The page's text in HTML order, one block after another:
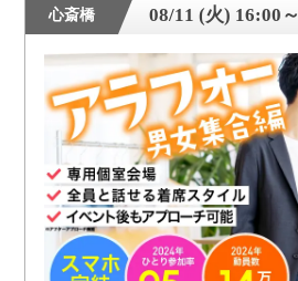
心斎橋 08/11 (火) 16:00～